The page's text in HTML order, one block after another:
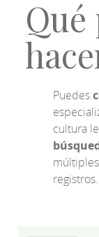
Qué
Puedes
cultura
registros.